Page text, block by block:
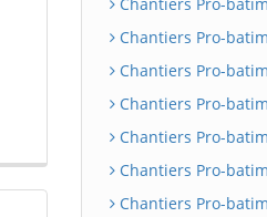
Chantiers Pro-
Chantiers Pro-
Chantiers Pro-
Chantiers Pro-
Chantiers Pro-
Chantiers Pro-